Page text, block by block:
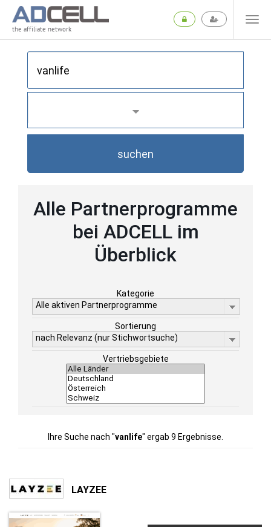
the affiliate network
suchen
Alle Partnerprogramme
bei ADCELL im
Überblick
Kategorie
Alle aktiven Partnerprogramme
Sortierung
nach Relevanz (nur Stichwortsuche)
Vertriebsgebiete
Ihre Suche nach "vanlife" ergab 9 Ergebnisse.
LAYZEE